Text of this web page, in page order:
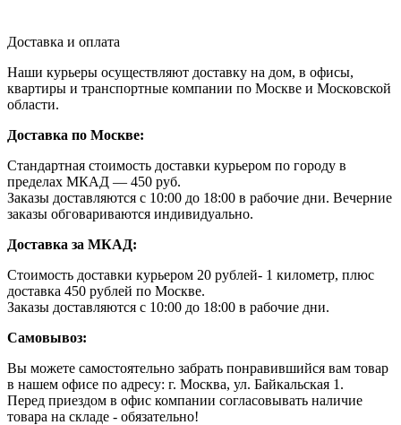
Доставка и оплата
Наши курьеры осуществляют доставку на дом, в офисы,
квартиры и транспортные компании по Москве и Московской
области.
Доставка по Москве:
Стандартная стоимость доставки курьером по городу в
пределах МКАД — 450 руб.
Заказы доставляются с 10:00 до 18:00 в рабочие дни. Вечерние
заказы обговариваются индивидуально.
Доставка за МКАД:
Стоимость доставки курьером 20 рублей- 1 километр, плюс
доставка 450 рублей по Москве.
Заказы доставляются с 10:00 до 18:00 в рабочие дни.
Самовывоз:
Вы можете самостоятельно забрать понравившийся вам товар
в нашем офисе по адресу: г. Москва, ул. Байкальская 1.
Перед приездом в офис компании согласовывать наличие
товара на складе - обязательно!